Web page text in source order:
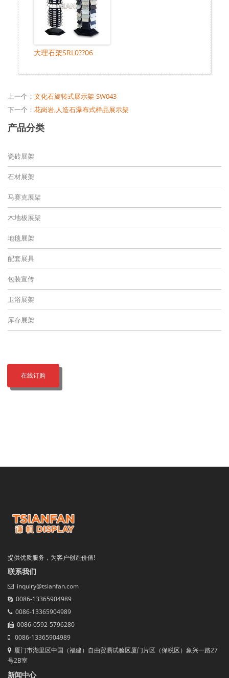
大理石架SRL0??06
上一个： 文化石旋转式展示架-SW043
下一个： 花岗岩,人造石瀑布式样品展示架
产品分类
瓷砖展架
石材展架
马赛克展架
木地板展架
地毯展架
配套展具
包装宣传
卫浴展架
库存展架
在线订购
提供优质服务，为客户创造价值!
联系我们
inquiry@tsianfan.com
0086-13365904989
0086-13365904989
0086-0592-5796280
0086-13365904989
厦门市湖里区中国（福建）自由贸易试验区厦门片区（保税区）象兴一路27
号2B室
新闻中心